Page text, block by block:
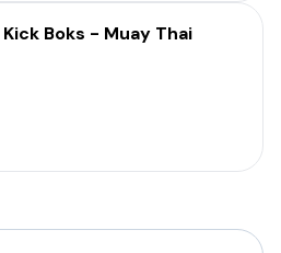
Kick Boks - Muay Thai